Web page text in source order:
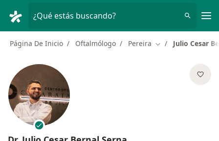
¿Qué estás buscando?
Página De Inicio Oftalmólogo Pereira Cambiar de ciudad
Julio Cesar